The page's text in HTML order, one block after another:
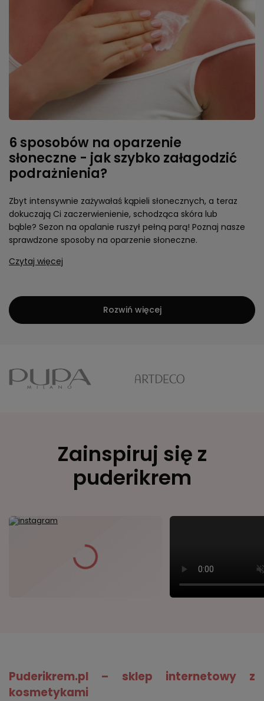
6 sposobów na oparzenie
słoneczne - jak szybko załagodzić
podrażnienia?
Zbyt intensywnie zażywałaś kąpieli słonecznych, a teraz
dokuczają Ci zaczerwienienie, schodząca skóra lub
bąble? Sezon na opalanie ruszył pełną parą! Poznaj nasze
sprawdzone sposoby na oparzenie słoneczne.
Czytaj więcej
Rozwiń więcej
Zainspiruj się z
puderikrem
Puderikrem.pl – sklep internetowy z
kosmetykami